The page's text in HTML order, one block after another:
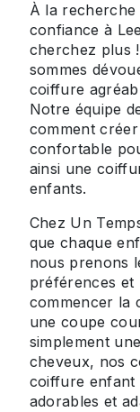
À la
confiance à
cherchez plus
sommes
coiffure
Notre équipe
comment
confortable
ainsi une
enfants.
Chez Un
que chaque
nous prenons
préférences et
commencer la
une coupe
simplement
cheveux, nos
coiffure enfant
adorables et